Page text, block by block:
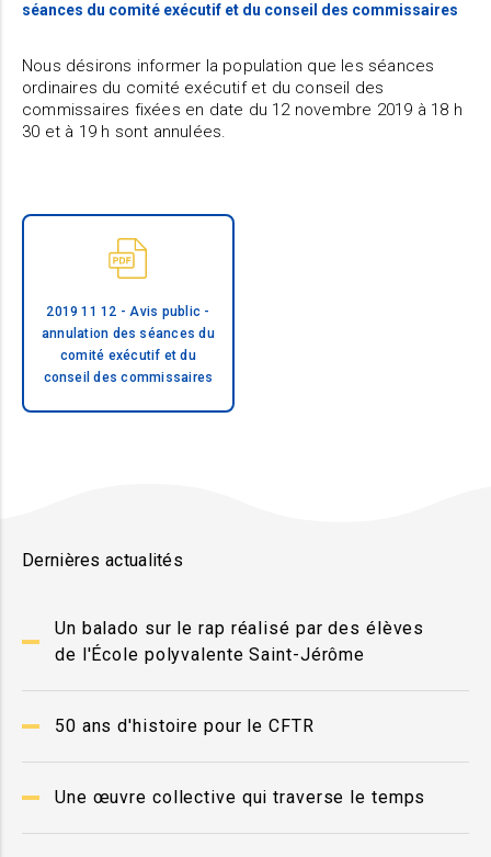
Dernières actualités
Un balado sur le rap réalisé par des élèves
de l'École polyvalente Saint-Jérôme
50 ans d'histoire pour le CFTR
Une œuvre collective qui traverse le temps
séances du comité exécutif et du conseil des commissaires
Nous désirons informer la population que les séances
ordinaires du comité exécutif et du conseil des
commissaires fixées en date du 12 novembre 2019 à 18 h
30 et à 19 h sont annulées.
2019 11 12 - Avis public -
annulation des séances du
comité exécutif et du
conseil des commissaires